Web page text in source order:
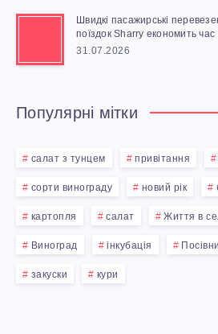
Швидкі пасажирські
поїздок Sharry економить час
31.07.2026
Популярні мітки
салат з тунцем привітання
сорти винограду новий рік
картопля салат Життя в
Виноград інкубація
закуски кури